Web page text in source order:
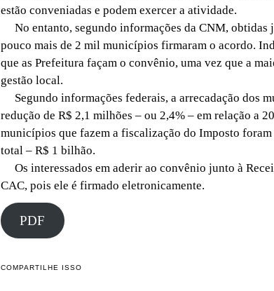
estão conveniadas e podem exercer a atividade.
No entanto, segundo informações da CNM, obtidas
pouco mais de 2 mil municípios firmaram o acordo.
que as Prefeitura façam o convênio, uma vez que a
gestão local.
Segundo informações federais, a arrecadação dos
redução de R$ 2,1 milhões – ou 2,4% – em relação a
municípios que fazem a fiscalização do Imposto
total – R$ 1 bilhão.
Os interessados em aderir ao convênio junto à
CAC, pois ele é firmado eletronicamente.
PDF
COMPARTILHE ISSO